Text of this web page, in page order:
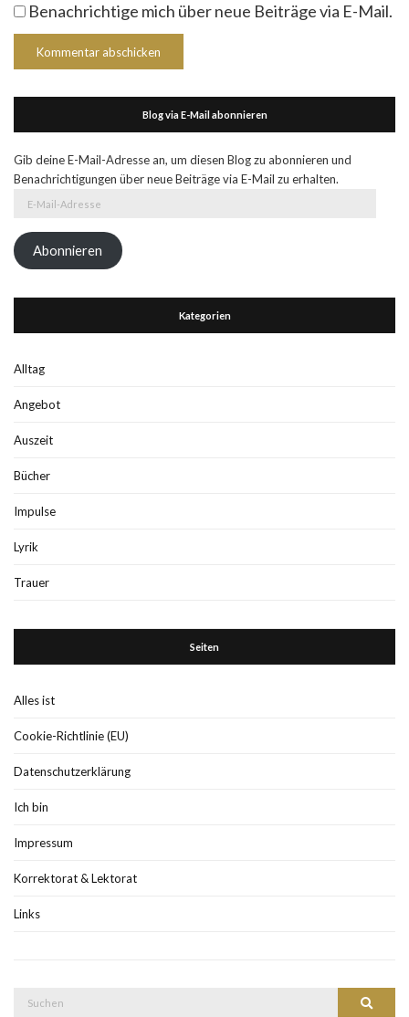
Benachrichtige mich über neue Beiträge via E-Mail.
Blog via E-Mail abonnieren
Gib deine E-Mail-Adresse an, um diesen Blog zu abonnieren und
Benachrichtigungen über neue Beiträge via E-Mail zu erhalten.
Adresse
Abonnieren
Kategorien
Alltag
Angebot
Auszeit
Bücher
Impulse
Lyrik
Trauer
Seiten
Alles ist
Cookie-Richtlinie (EU)
Datenschutzerklärung
Ich bin
Impressum
Korrektorat & Lektorat
Links
Suchen